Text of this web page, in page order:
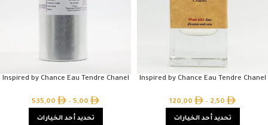
Inspired by Chance Eau Tendre Chanel
2,50
–
120,00
تحديد أحد الخيارات
Inspired by Chance Eau Tendre Chanel
5,00
–
535,00
تحديد أحد الخيارات